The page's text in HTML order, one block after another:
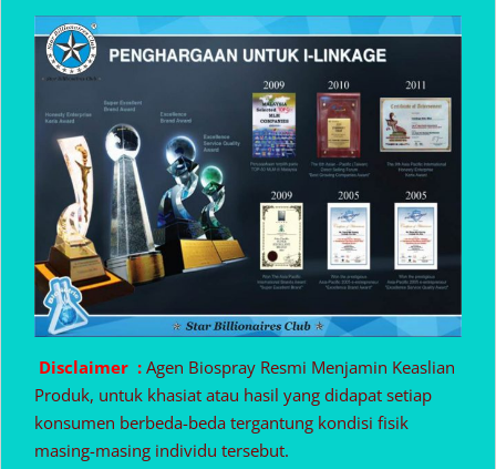
Disclaimer : Agen Biospray Resmi Menjamin Keaslian
Produk, untuk khasiat atau hasil yang didapat setiap
konsumen berbeda-beda tergantung kondisi fisik
masing-masing individu tersebut.